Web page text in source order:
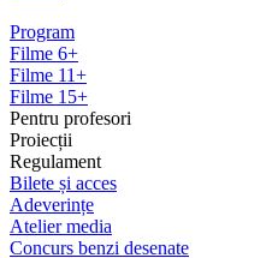
Program
Filme 6+
Filme 11+
Filme 15+
Pentru profesori
Proiecții
Regulament
Bilete și acces
Adeverințe
Atelier media
Concurs benzi desenate